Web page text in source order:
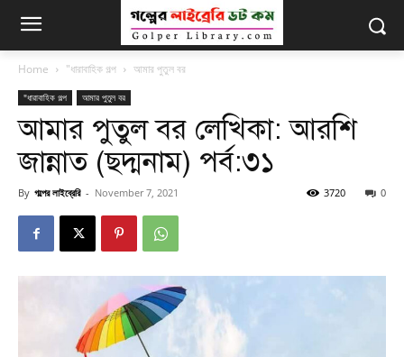
Home "ধারাবাহিক গল্প আমার পুতুল বর
"ধারাবাহিক গল্প আমার পুতুল বর
আমার পুতুল বর লেখিকা: আরশি
জান্নাত (ছদ্মনাম) পর্ব:৩১
By গল্পের লাইব্রেরি - November 7, 2021 0
3720